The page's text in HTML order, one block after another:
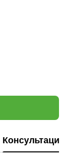
Консультация